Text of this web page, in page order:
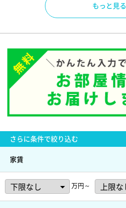
もっと見る
さらに条件で絞り込む
家賃
万円～